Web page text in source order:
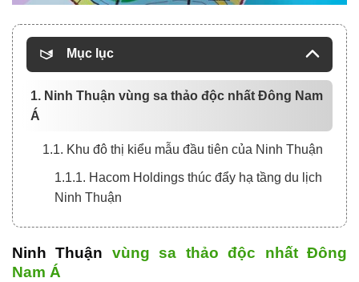
Mục lục
1. Ninh Thuận vùng sa thảo độc nhất Đông Nam
Á
1.1. Khu đô thị kiểu mẫu đầu tiên của Ninh Thuận
1.1.1. Hacom Holdings thúc đẩy hạ tầng du lịch
Ninh Thuận
Ninh Thuận vùng sa thảo độc nhất Đông
Nam Á